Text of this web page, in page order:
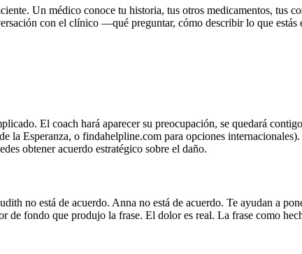
Un médico conoce tu historia, tus otros medicamentos, tus
con el clínico —qué preguntar, cómo describir lo que
El coach hará aparecer su preocupación, se quedará
Esperanza, o findahelpline.com para opciones
obtener acuerdo estratégico sobre el daño.
no está de acuerdo. Anna no está de acuerdo. Te ayudan a
fondo que produjo la frase. El dolor es real. La frase como